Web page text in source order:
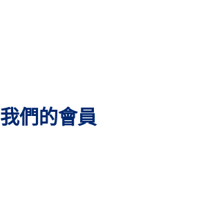
我們的會員